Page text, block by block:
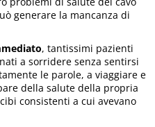
generare la mancanza di
, tantissimi pazienti
a sorridere senza sentirsi
le parole, a viaggiare e
della salute della propria
consistenti a cui avevano